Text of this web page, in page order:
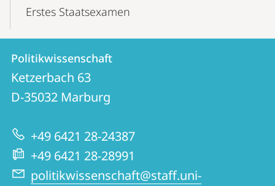
Erstes Staatsexamen
Kontakt
und
Informationen
zur
Website
Kontaktinformationen
Politikwissenschaft
Politikwissenschaft
Ketzerbach 63
D-35032 Marburg
+49 6421 28-24387
+49 6421 28-28991
politikwissenschaft@staff.uni-